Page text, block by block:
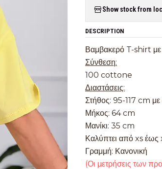
Show stock from
DESCRIPTION
Βαμβακερό T-shirt με
Σύνθεση:
100 cottone
Διαστάσεις:
Στήθος: 95-117 cm με
Μήκος: 64 cm
Μανίκι: 35 cm
Καλύπτει από xs
Γραμμή: Κανονική
(Οι μετρήσεις των